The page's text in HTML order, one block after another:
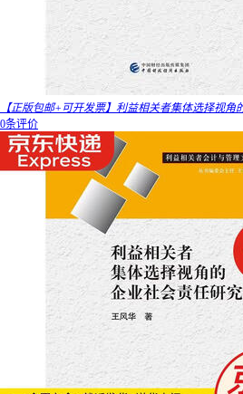
【正版包邮+可开发票】利益相关者集体选择视角
0条评价